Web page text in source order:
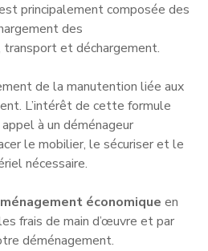
principalement composée des
des
transport et déchargement.
de la manutention liée aux
L’intérêt de cette formule
à un déménageur
le mobilier, le sécuriser et le
nécessaire.
économique en
frais de main d’œuvre et par
déménagement.